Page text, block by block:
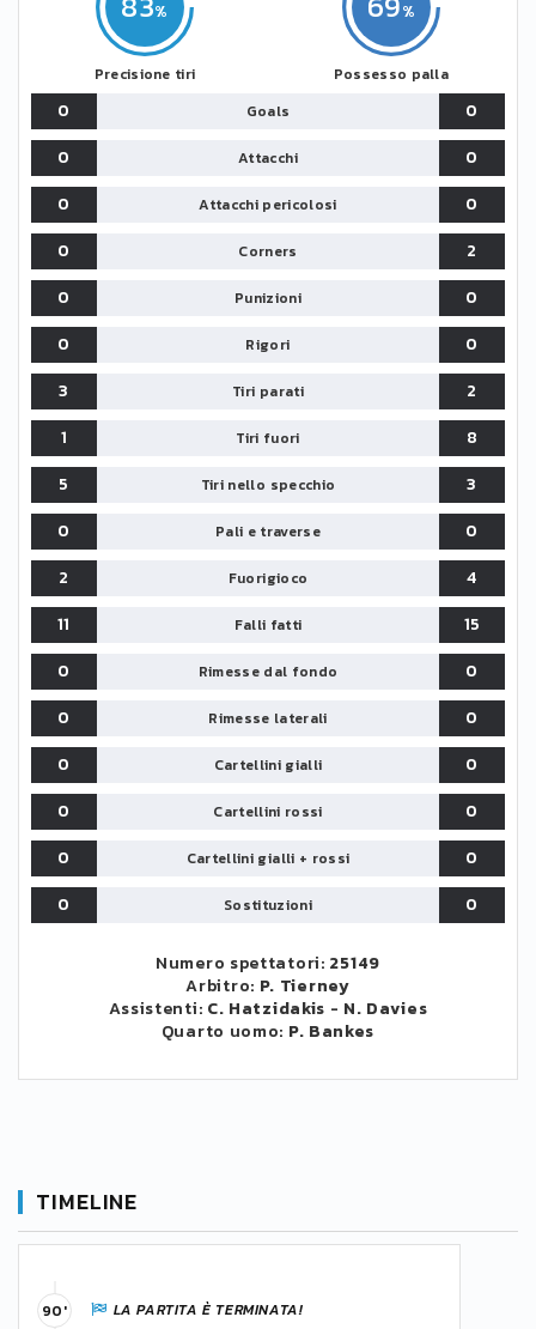
Precisione tiri Possesso palla
0 Goals
0
0
Attacchi
0
0
Attacchi pericolosi
0
0
Corners
2
0
Punizioni
0
0
Rigori
0
3
Tiri parati
2
1
Tiri fuori
8
5
Tiri nello specchio
3
0
Pali e traverse
0
2
Fuorigioco
4
11
Falli fatti
15
0
Rimesse dal fondo
0
0
Rimesse laterali
0
0
Cartellini gialli
0
0
Cartellini rossi
0
0
Cartellini gialli + rossi
0
0
Sostituzioni 0
Numero spettatori: 25149
Arbitro: P. Tierney
Assistenti: C. Hatzidakis - N. Davies
Quarto uomo: P. Bankes
TIMELINE
LA PARTITA È TERMINATA!
90'